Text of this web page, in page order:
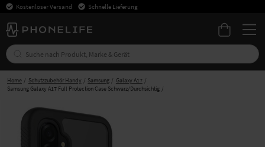
Kostenloser Versand Schnelle Lieferung
Home Schutzzubehör Handy Samsung
Galaxy A17
Samsung Galaxy A17 Full Protection Case Schwarz/Durchsichtig